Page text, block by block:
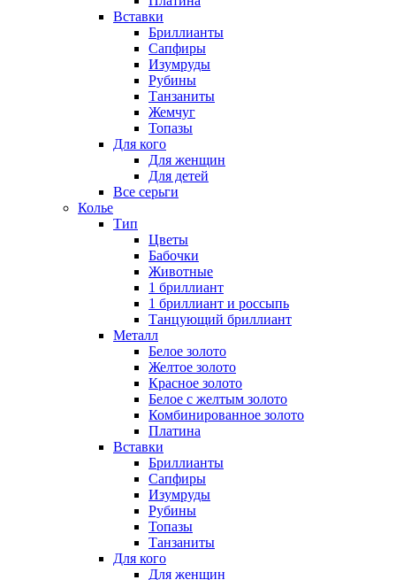
Вставки
Бриллианты
Сапфиры
Изумруды
Рубины
Танзаниты
Жемчуг
Топазы
Для кого
Для женщин
Для детей
Все серьги
Колье
Тип
Цветы
Бабочки
Животные
1 бриллиант
1 бриллиант и россыпь
Танцующий бриллиант
Металл
Белое золото
Желтое золото
Красное золото
Белое с желтым золото
Комбинированное золото
Платина
Вставки
Бриллианты
Сапфиры
Изумруды
Рубины
Топазы
Танзаниты
Для кого
Для женщин